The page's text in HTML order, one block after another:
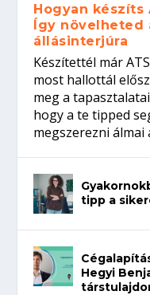
Hogyan készíts
Így növelheted
állásinterjúra
Készítettél már
most hallottál
meg a
hogy a te tipped
megszerezni álmai
tipp a
Hegyi